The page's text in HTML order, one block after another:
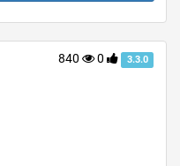
840 0 3.3.0